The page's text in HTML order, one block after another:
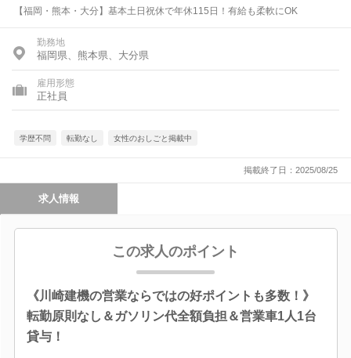
【福岡・熊本・大分】基本土日祝休で年休115日！有給も柔軟にOK
勤務地
福岡県、熊本県、大分県
雇用形態
正社員
学歴不問 転勤なし 女性のおしごと掲載中
掲載終了日：2025/08/25
求人情報
この求人のポイント
《川崎建機の営業ならではの好ポイントも多数！》
転勤原則なし＆ガソリン代全額負担＆営業車1人1台
貸与！